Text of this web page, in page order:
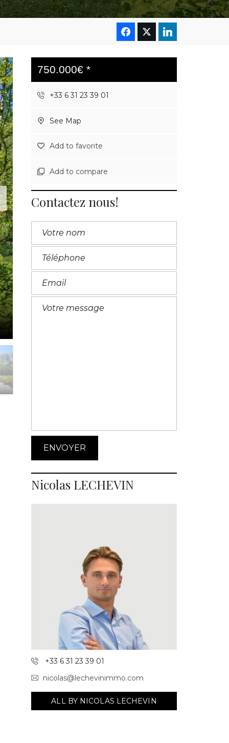
750.000€ *
+33 6 31 23 39 01
See Map
Add to favorite
Add to compare
Contactez nous!
Nicolas LECHEVIN
+33 6 31 23 39 01
nicolas@lechevinimmo.com
ALL BY NICOLAS LECHEVIN